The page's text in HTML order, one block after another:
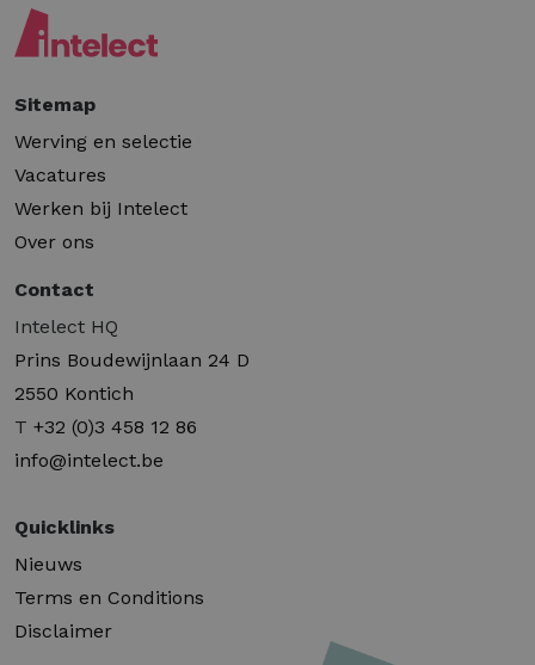
Sitemap
Werving en selectie
Vacatures
Werken bij Intelect
Over ons
Contact
Intelect HQ
Prins Boudewijnlaan 24 D
2550 Kontich
T +32 (0)3 458 12 86
info@intelect.be
Quicklinks
Nieuws
Terms en Conditions
Disclaimer